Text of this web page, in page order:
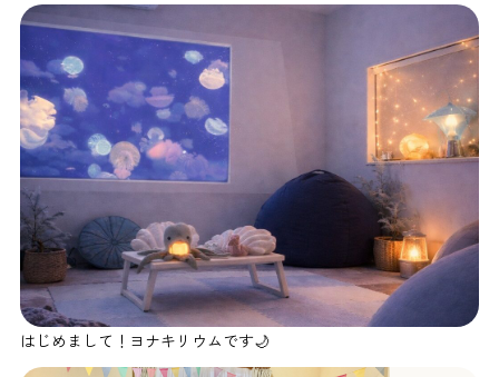
はじめまして！ヨナキリウムです🌙